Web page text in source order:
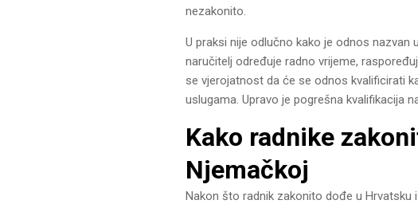
nezakonito.
U praksi nije odlučno kako je odnos
naručitelj određuje radno vrijeme,
se vjerojatnost da će se odnos kvalificirati
uslugama. Upravo je pogrešna kvalifikacija
Kako radnike
Njemačkoj
Nakon što radnik zakonito dođe u Hrvatsku